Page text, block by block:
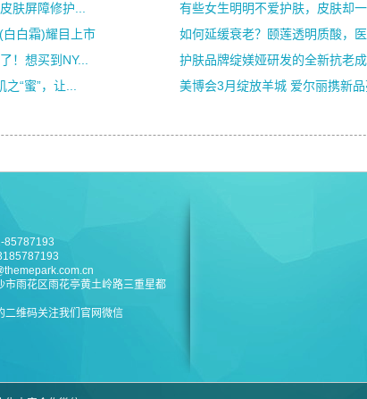
肤屏障修护...
有些女生明明不爱护肤，皮肤却
白霜)耀目上市
如何延缓衰老？颐莲透明质酸，医
！想买到NY...
护肤品牌绽媄娅研发的全新抗老成
“蜜”，让...
美博会3月绽放羊城 爱尔丽携新品
85787193
市雨花区雨花亭黄土岭路三重星都
二维码关注我们官网微信